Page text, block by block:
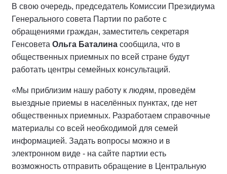
В свою очередь, председатель Комиссии Президиума
Генерального совета Партии по работе с
обращениями граждан, заместитель секретаря
Генсовета Ольга Баталина сообщила, что в
общественных приемных по всей стране будут
работать центры семейных консультаций.
«Мы приблизим нашу работу к людям, проведём
выездные приемы в населённых пунктах, где нет
общественных приемных. Разработаем справочные
материалы со всей необходимой для семей
информацией. Задать вопросы можно и в
электронном виде - на сайте партии есть
возможность отправить обращение в Центральную